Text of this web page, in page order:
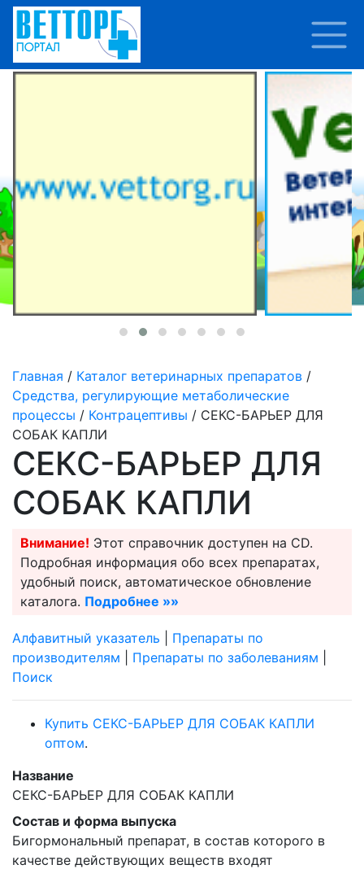
Главная / Каталог ветеринарных препаратов /
Средства, регулирующие метаболические
процессы / Контрацептивы / СЕКС-БАРЬЕР ДЛЯ
СОБАК КАПЛИ
СЕКС-БАРЬЕР ДЛЯ
СОБАК КАПЛИ
Внимание! Этот справочник доступен на CD.
Подробная информация обо всех препаратах,
удобный поиск, автоматическое обновление
каталога. Подробнее »»
Алфавитный указатель
Препараты по
производителям
Препараты по заболеваниям
Поиск
Купить СЕКС-БАРЬЕР ДЛЯ СОБАК КАПЛИ
оптом.
Название
СЕКС-БАРЬЕР ДЛЯ СОБАК КАПЛИ
Состав и форма выпуска
Бигормональный препарат, в состав которого в
качестве действующих веществ входят